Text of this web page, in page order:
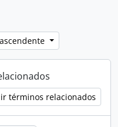
términos relacionados